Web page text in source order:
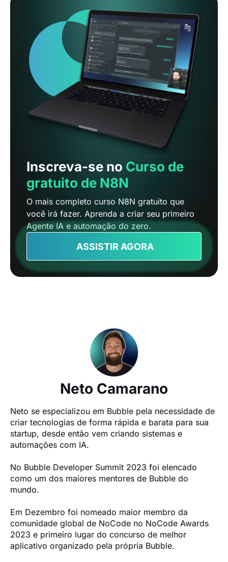
Inscreva-se no Curso de
gratuito de N8N
O mais completo curso N8N gratuito que
você irá fazer. Aprenda a criar seu primeiro
Agente IA e automação do zero.
ASSISTIR AGORA
Neto Camarano
Neto se especializou em Bubble pela necessidade de
criar tecnologias de forma rápida e barata para sua
startup, desde então vem criando sistemas e
automações com IA.
No Bubble Developer Summit 2023 foi elencado
como um dos maiores mentores de Bubble do
mundo.
Em Dezembro foi nomeado maior membro da
comunidade global de NoCode no NoCode Awards
2023 e primeiro lugar do concurso de melhor
aplicativo organizado pela própria Bubble.